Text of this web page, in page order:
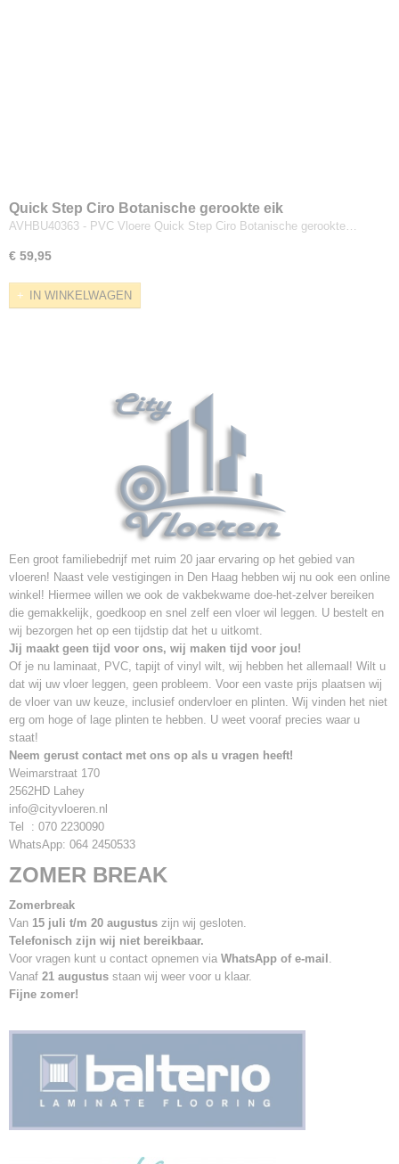
Quick Step Ciro Botanische gerookte eik
AVHBU40363 - PVC Vloere Quick Step Ciro Botanische gerookte…
€ 59,95
IN WINKELWAGEN
Een groot familiebedrijf met ruim 20 jaar ervaring op het gebied van
vloeren! Naast vele vestigingen in Den Haag hebben wij nu ook een online
winkel! Hiermee willen we ook de vakbekwame doe-het-zelver bereiken
die gemakkelijk, goedkoop en snel zelf een vloer wil leggen. U bestelt en
wij bezorgen het op een tijdstip dat het u uitkomt.
Jij maakt geen tijd voor ons, wij maken tijd voor jou!
Of je nu laminaat, PVC, tapijt of vinyl wilt, wij hebben het allemaal! Wilt u
dat wij uw vloer leggen, geen probleem. Voor een vaste prijs plaatsen wij
de vloer van uw keuze, inclusief ondervloer en plinten. Wij vinden het niet
erg om hoge of lage plinten te hebben. U weet vooraf precies waar u
staat!
Neem gerust contact met ons op als u vragen heeft!
Weimarstraat 170
2562HD Lahey
info@cityvloeren.nl
Tel : 070 2230090
WhatsApp: 064 2450533
ZOMER BREAK
Zomerbreak
Van 15 juli t/m 20 augustus zijn wij gesloten.
Telefonisch zijn wij niet bereikbaar.
Voor vragen kunt u contact opnemen via WhatsApp of e-mail .
Vanaf 21 augustus staan wij weer voor u klaar.
Fijne zomer!